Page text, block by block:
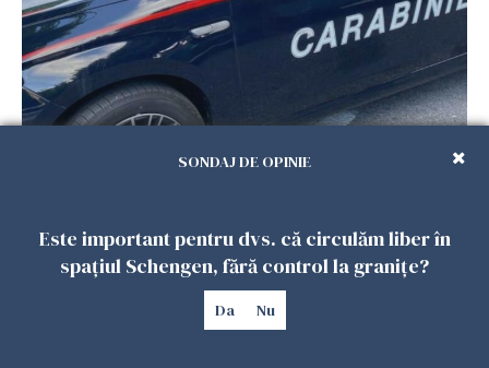
Româncă din Italia, acuzată că și-a lăsat copiii
25 IULIE 2026
SONDAJ DE OPINIE
Este important pentru dvs. că circulăm liber în
spațiul Schengen, fără control la granițe?
Da Nu